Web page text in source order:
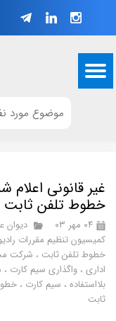
غیر قانونی
خطوط تلفن ثابت
۰۴ مهر ۰۳ دیوان
کمیسیون تنظیم مقررات
خطوط تلفن ثابت ، شرکت
اداری ،واگذاری سیم کارت ،
بلااستفاده ، سیم کارت ،
ثابت